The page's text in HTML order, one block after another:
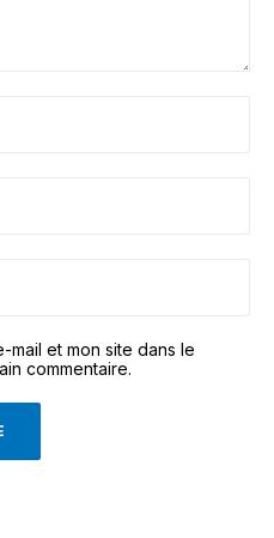
mail et mon site dans le
commentaire.